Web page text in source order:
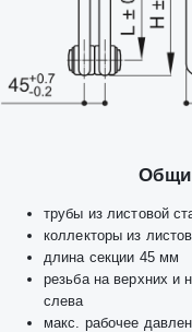
трубы из листовой
коллекторы из
длина секции 45 мм
резьба на верхних и
слева
макс. рабочее